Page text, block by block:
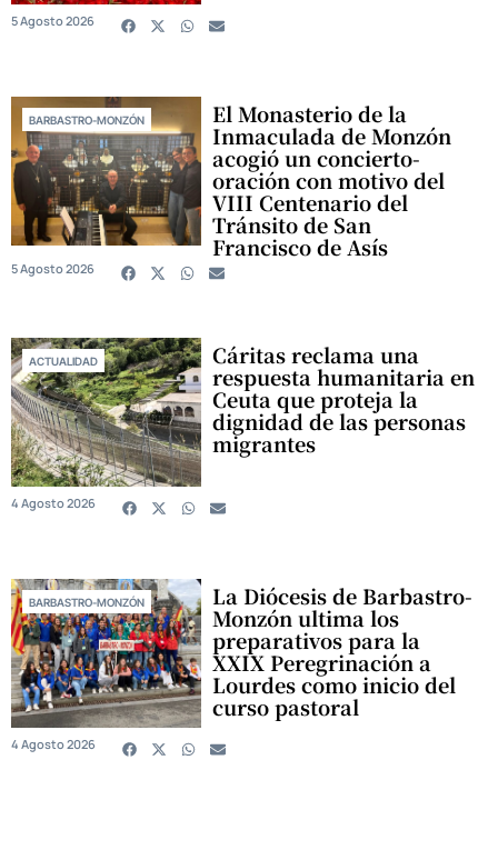
5 Agosto 2026
BARBASTRO-MONZÓN El Monasterio de la
Inmaculada de Monzón
acogió un concierto-
oración con motivo del
VIII Centenario del
Tránsito de San
Francisco de Asís
5 Agosto 2026
ACTUALIDAD Cáritas reclama una
respuesta humanitaria en
Ceuta que proteja la
dignidad de las personas
migrantes
4 Agosto 2026
BARBASTRO-MONZÓN La Diócesis de Barbastro-
Monzón ultima los
preparativos para la
XXIX Peregrinación a
Lourdes como inicio del
curso pastoral
4 Agosto 2026